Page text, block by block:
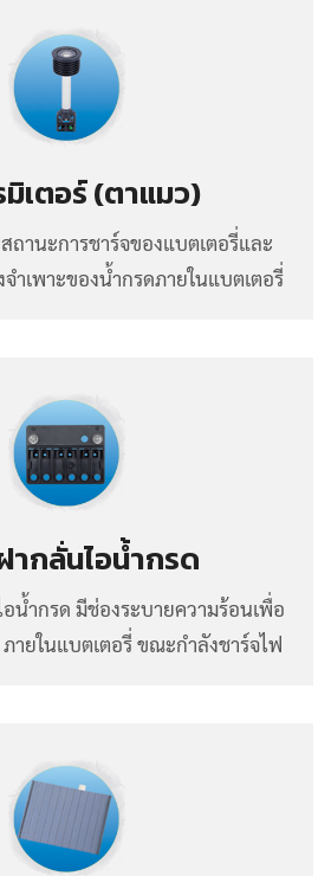
มิเตอร์ (ตาแมว)
านะการชาร์จของแบตเตอรี่และ
ำเพาะของน้ำกรดภายในแบตเตอรี่
ากลั่นไอน้ำกรด
น้ำกรด มีช่องระบายความร้อนเพื่อ
ยในแบตเตอรี่ ขณะกำลังชาร์จไฟ